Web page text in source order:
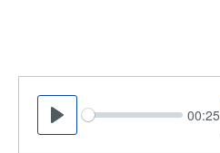
Play
Seek 00:25